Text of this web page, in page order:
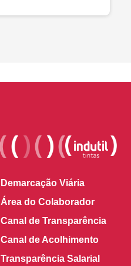
Demarcação Viária
Área do Colaborador
Canal de Transparência
Canal de Acolhimento
Transparência Salarial